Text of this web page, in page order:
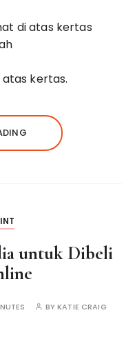
di atas kertas
kertas.
untuk Dibeli
BYKATIE CRAIG